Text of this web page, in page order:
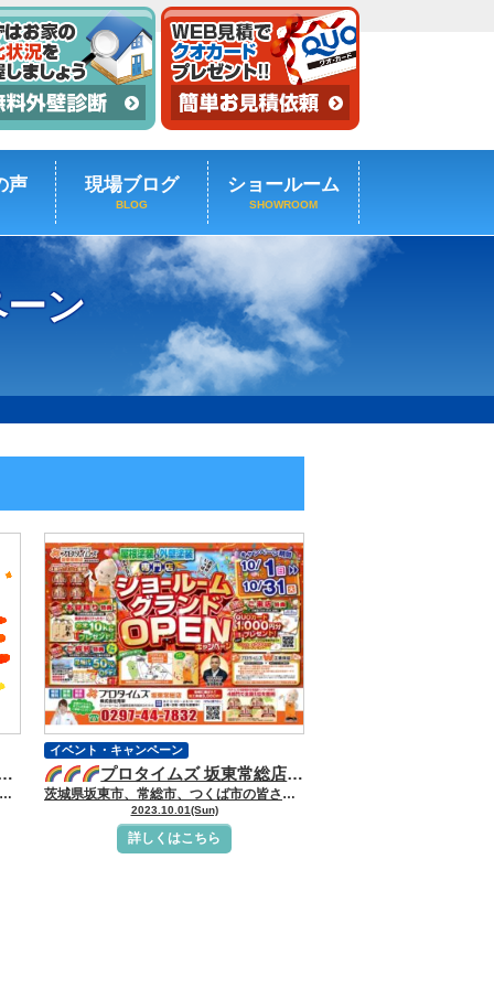
声 現場ブログ
BLOG
ショールーム
SHOWROOM
ン
・坂東市・守谷市・つくば市・境町の外壁塗装＆屋根専門店
茨城県坂東市、常総市、つくば市の皆さんこんにちは 茨城県坂東市、常総市、つくば市地域密着の外壁塗装＆屋根専門店 克栄です
プロタイムズ 坂東常総店 ショールーム グランドＯＰＥＮ
茨城県坂東市、常総市、つくば市の皆さんこんにちは 茨城県坂東市、常総市、つくば市地域密着の外壁塗装＆屋根専門店 克栄です
2023.10.01(Sun)
詳しくはこちら
イベント・キャンペーン